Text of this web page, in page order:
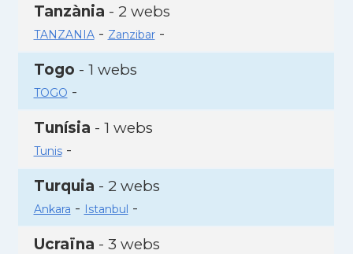
Tanzània - 2 webs
TANZANIA- Zanzibar-
Togo - 1 webs
TOGO -
Tunísia - 1 webs
Tunis-
Turquia - 2 webs
Ankara - Istanbul -
Ucraïna - 3 webs